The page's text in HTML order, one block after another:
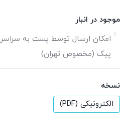
موجود در انبار
امکان ارسال توسط پست به سراسر
پیک (مخصوص تهران)
نسخه
الکترونیکی (PDF)